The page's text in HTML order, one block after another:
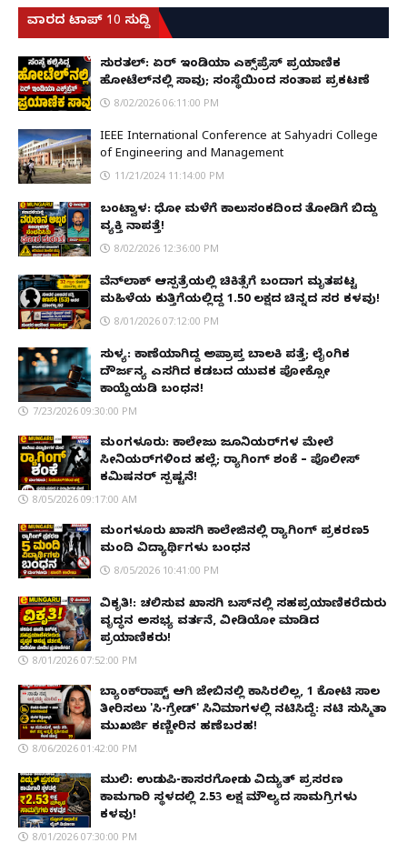
ವಾರದ ಟಾಪ್ 10 ಸುದ್ದಿ
ಸುರತ್ಕಲ್: ಏರ್ ಇಂಡಿಯಾ ಎಕ್ಸ್‌ಪ್ರೆಸ್ ಪ್ರಯಾಣಿಕ
ಹೋಟೆಲ್‌ನಲ್ಲಿ ಸಾವು; ಸಂಸ್ಥೆಯಿಂದ ಸಂತಾಪ ಪ್ರಕಟಣೆ
8/02/2026 06:11:00 PM
IEEE International Conference at Sahyadri College
of Engineering and Management
11/21/2024 11:14:00 PM
ಬಂಟ್ವಾಳ: ಧೋ ಮಳೆಗೆ ಕಾಲುಸಂಕದಿಂದ ತೋಡಿಗೆ ಬಿದ್ದು
ವ್ಯಕ್ತಿ ನಾಪತ್ತೆ!
8/02/2026 12:36:00 PM
ವೆನ್‌ಲಾಕ್ ಆಸ್ಪತ್ರೆಯಲ್ಲಿ ಚಿಕಿತ್ಸೆಗೆ ಬಂದಾಗ ಮೃತಪಟ್ಟ
ಮಹಿಳೆಯ ಕುತ್ತಿಗೆಯಲ್ಲಿದ್ದ ₹1.50 ಲಕ್ಷದ ಚಿನ್ನದ ಸರ ಕಳವು!
8/01/2026 07:12:00 PM
ಸುಳ್ಯ: ಕಾಣೆಯಾಗಿದ್ದ ಅಪ್ರಾಪ್ತ ಬಾಲಕಿ ಪತ್ತೆ; ಲೈಂಗಿಕ
ದೌರ್ಜನ್ಯ ಎಸಗಿದ ಕಡಬದ ಯುವಕ ಪೋಕ್ಸೋ
ಕಾಯ್ದೆಯಡಿ ಬಂಧನ!
7/23/2026 09:30:00 PM
ಮಂಗಳೂರು: ಕಾಲೇಜು ಜೂನಿಯರ್‌ಗಳ ಮೇಲೆ
ಸೀನಿಯರ್‌ಗಳಿಂದ ಹಲ್ಲೆ; ರ‌್ಯಾಗಿಂಗ್ ಶಂಕೆ – ಪೊಲೀಸ್
ಕಮಿಷನರ್ ಸ್ಪಷ್ಟನೆ!
8/05/2026 09:17:00 AM
ಮಂಗಳೂರು ಖಾಸಗಿ ಕಾಲೇಜಿನಲ್ಲಿ ರ‌್ಯಾಗಿಂಗ್ ಪ್ರಕರಣ5
ಮಂದಿ ವಿದ್ಯಾರ್ಥಿಗಳು ಬಂಧನ
8/05/2026 10:41:00 PM
ವಿಕೃತಿ!: ಚಲಿಸುವ ಖಾಸಗಿ ಬಸ್‌ನಲ್ಲಿ ಸಹಪ್ರಯಾಣಿಕರೆದುರು
ವೃದ್ಧನ ಅಸಭ್ಯ ವರ್ತನೆ, ವೀಡಿಯೋ ಮಾಡಿದ
ಪ್ರಯಾಣಿಕರು!
8/01/2026 07:52:00 PM
ಬ್ಯಾಂಕ್‌ರಾಪ್ಟ್‌ ಆಗಿ ಜೇಬಿನಲ್ಲಿ ಕಾಸಿರಲಿಲ್ಲ, ₹1 ಕೋಟಿ ಸಾಲ
ತೀರಿಸಲು 'ಸಿ-ಗ್ರೇಡ್' ಸಿನಿಮಾಗಳಲ್ಲಿ ನಟಿಸಿದ್ದೆ: ನಟಿ ಸುಸ್ಮಿತಾ
ಮುಖರ್ಜಿ ಕಣ್ಣೀರಿನ ಹಣೆಬರಹ!
8/06/2026 01:42:00 PM
ಮುಲ್ಕಿ: ಉಡುಪಿ-ಕಾಸರಗೋಡು ವಿದ್ಯುತ್ ಪ್ರಸರಣ
ಕಾಮಗಾರಿ ಸ್ಥಳದಲ್ಲಿ ₹2.53 ಲಕ್ಷ ಮೌಲ್ಯದ ಸಾಮಗ್ರಿಗಳು
ಕಳವು!
8/01/2026 07:30:00 PM